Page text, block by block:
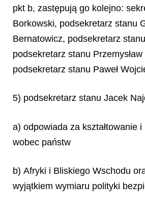
pkt b, zastępują go kolejno:
Borkowski, podsekretarz stanu
Bernatowicz, podsekretarz
podsekretarz stanu
podsekretarz stanu Paweł
5) podsekretarz stanu Jacek
a) odpowiada za kształtowanie
wobec państw
b) Afryki i Bliskiego Wschodu
wyjątkiem wymiaru polityki